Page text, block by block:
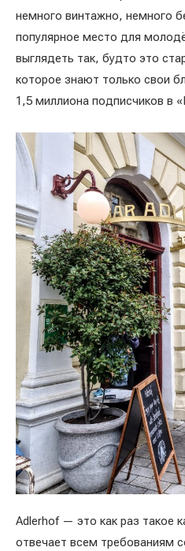
немного винтажно, немного
популярное место для
выглядеть так, будто это
которое знают только свои
1,5 миллиона подписчиков в
Adlerhof — это как раз такое
отвечает всем требованиям